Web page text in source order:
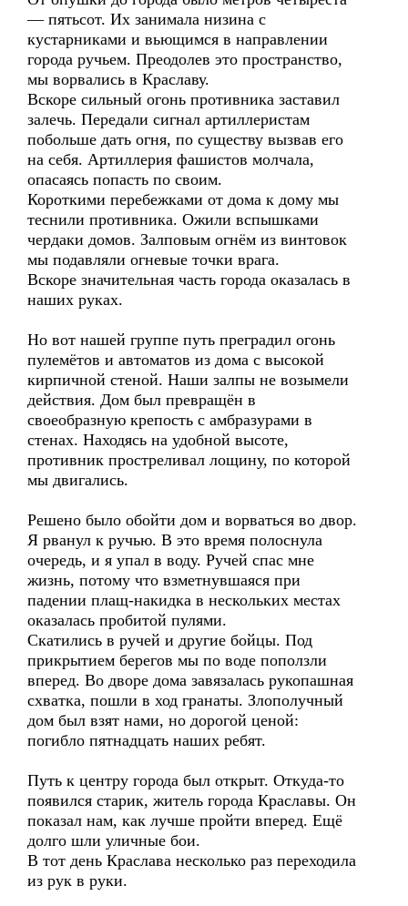
— пятьсот. Их занимала низина с
кустарниками и вьющимся в направлении
города ручьем. Преодолев это пространство,
мы ворвались в Краславу.
Вскоре сильный огонь противника заставил
залечь. Передали сигнал артиллеристам
побольше дать огня, по существу вызвав его
на себя. Артиллерия фашистов молчала,
опасаясь попасть по своим.
Короткими перебежками от дома к дому мы
теснили противника. Ожили вспышками
чердаки домов. Залповым огнём из винтовок
мы подавляли огневые точки врага.
Вскоре значительная часть города оказалась в
наших руках.
Но вот нашей группе путь преградил огонь
пулемётов и автоматов из дома с высокой
кирпичной стеной. Наши залпы не возымели
действия. Дом был превращён в
своеобразную крепость с амбразурами в
стенах. Находясь на удобной высоте,
противник простреливал лощину, по которой
мы двигались.
Решено было обойти дом и ворваться во двор.
Я рванул к ручью. В это время полоснула
очередь, и я упал в воду. Ручей спас мне
жизнь, потому что взметнувшаяся при
падении плащ-накидка в нескольких местах
оказалась пробитой пулями.
Скатились в ручей и другие бойцы. Под
прикрытием берегов мы по воде поползли
вперед. Во дворе дома завязалась рукопашная
схватка, пошли в ход гранаты. Злополучный
дом был взят нами, но дорогой ценой:
погибло пятнадцать наших ребят.
Путь к центру города был открыт. Откуда-то
появился старик, житель города Краславы. Он
показал нам, как лучше пройти вперед. Ещё
долго шли уличные бои.
В тот день Краслава несколько раз переходила
из рук в руки.